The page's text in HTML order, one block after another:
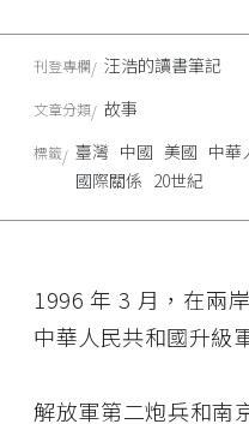
1996 年 3 月，在兩
中華人民共和國升級
解放軍第二炮兵和南
刊登專欄 汪浩的讀書筆記
文章分類 故事
標籤 臺灣 中國 美國 中華
國際關係 20世紀